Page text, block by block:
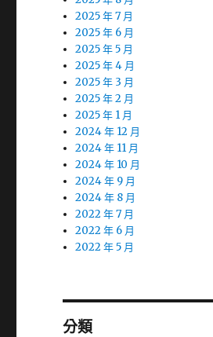
2025 年 7 月
2025 年 6 月
2025 年 5 月
2025 年 4 月
2025 年 3 月
2025 年 2 月
2025 年 1 月
2024 年 12 月
2024 年 11 月
2024 年 10 月
2024 年 9 月
2024 年 8 月
2022 年 7 月
2022 年 6 月
2022 年 5 月
分類